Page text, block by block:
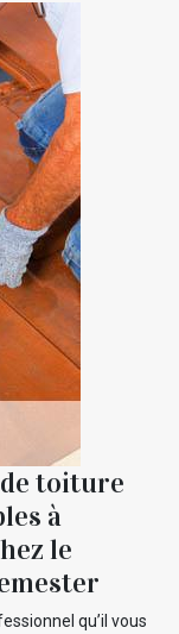
toiture
à
le
qu’il vous